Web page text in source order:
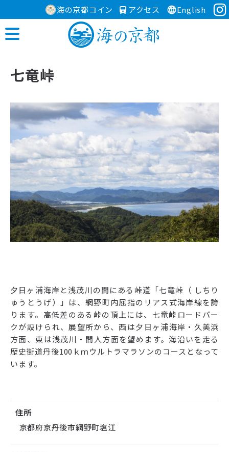
海の京都コイン アクセス English
七竜峠
夕日ヶ浦海岸と浅茂川の間にある峠道「七竜峠（ しちり
ゅうとうげ）」は、網野町内屈指のリアス式海岸線を誇
ります。高低差のある峠の頂上には、七竜峠ロードパー
クが設けられ、展望所から、西は夕日ヶ浦海岸・久美浜
方面、東は浅茂川・間人方面を望めます。海沿いを走る
歴史街道丹後100ｋｍウルトラマラソンのコースとなって
います。
住所
京都府京丹後市網野町塩江